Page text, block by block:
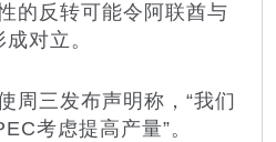
的反转可能令阿联酋与
对立。
三发布声明称，“我们
考虑提高产量”。